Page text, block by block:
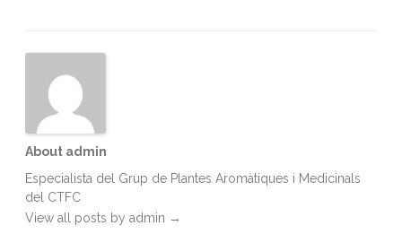
About admin
Especialista del Grup de Plantes Aromàtiques i Medicinals
del CTFC
View all posts by admin →